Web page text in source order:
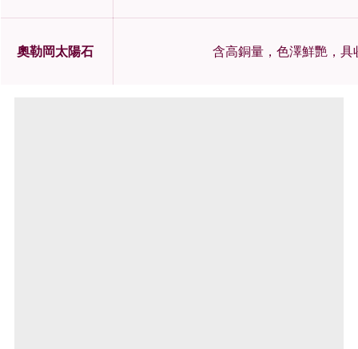
奧勒岡太陽石 含高銅量，色澤鮮艷，具